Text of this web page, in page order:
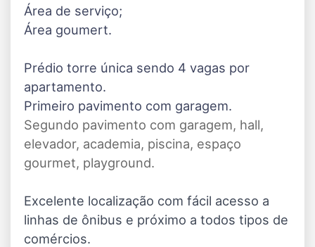
Área de serviço;
Área goumert.
Prédio torre única sendo 4 vagas por
apartamento.
Primeiro pavimento com garagem.
Segundo pavimento com garagem, hall,
elevador, academia, piscina, espaço
gourmet, playground.
Excelente localização com fácil acesso a
linhas de ônibus e próximo a todos tipos de
comércios.